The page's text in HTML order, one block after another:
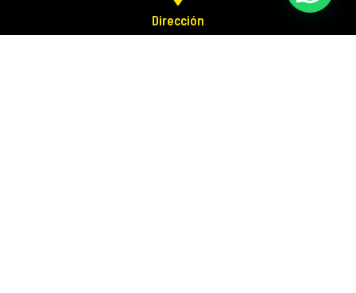
Dirección